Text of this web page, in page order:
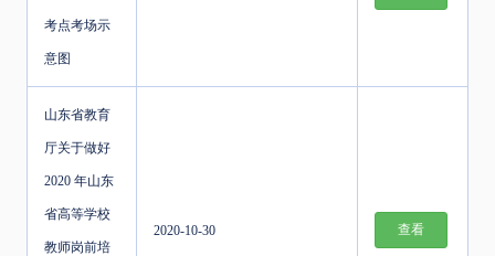
考点考场示
意图
山东省教育
厅关于做好
2020 年山东
省高等学校
教师岗前培
2020-10-30 查看